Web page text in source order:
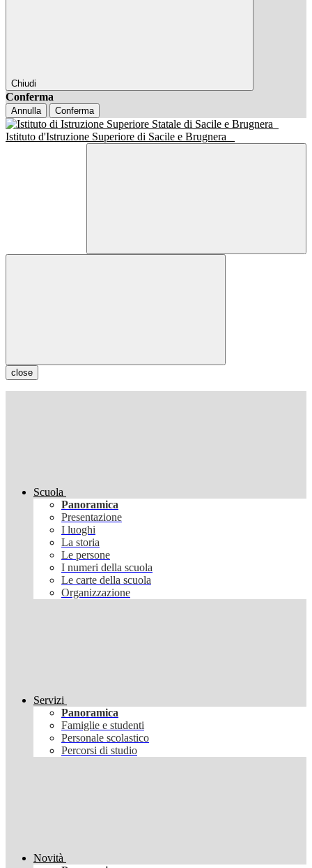
Chiudi
Conferma
Annulla Conferma
Istituto d'Istruzione Superiore di Sacile e Brugnera
close
Scuola
Panoramica
Presentazione
I luoghi
La storia
Le persone
I numeri della scuola
Le carte della scuola
Organizzazione
Servizi
Panoramica
Famiglie e studenti
Personale scolastico
Percorsi di studio
Novità